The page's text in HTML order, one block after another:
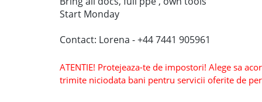
Start Monday
Contact: Lorena - +44 7441 905961
ATENTIE! Protejeaza-te de impostori! Alege sa
trimite niciodata bani pentru servicii oferite de